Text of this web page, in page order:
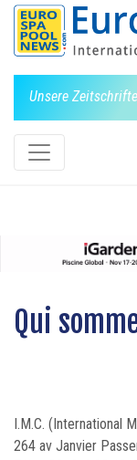
Unsere
Qui
I.M.C. (International
264 av Janvier